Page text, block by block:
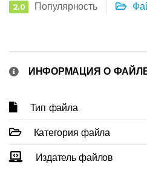
2.0 Популярность
ИНФОРМАЦИЯ О ФАЙЛЕ
Тип файла
Категория файла
Издатель файлов